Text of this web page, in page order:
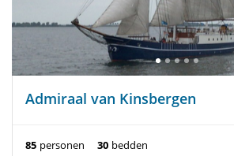
Admiraal van Kinsbergen
85 personen 30 bedden